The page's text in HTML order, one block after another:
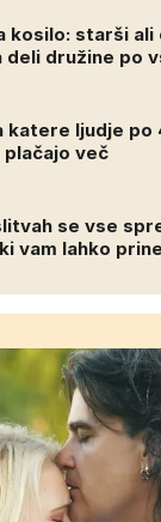
kosilo: starši
deli družine po
katere ljudje po
več
se vse
vam lahko